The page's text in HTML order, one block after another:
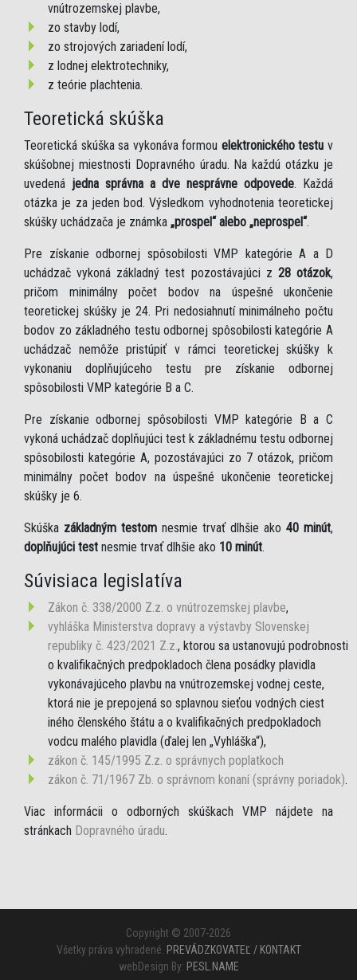
vnútrozemskej plavbe,
zo stavby lodí,
zo strojových zariadení lodí,
z lodnej elektrotechniky,
z teórie plachtenia.
Teoretická skúška
Teoretická skúška sa vykonáva formou elektronického testu v
skúšobnej miestnosti Dopravného úradu. Na každú otázku je
uvedená jedna správna a dve nesprávne odpovede. Každá
otázka je za jeden bod. Výsledkom vyhodnotenia teoretickej
skúšky uchádzača je známka „prospel“ alebo „neprospel“.
Pre získanie odbornej spôsobilosti VMP kategórie A a D
uchádzač vykoná základný test pozostávajúci z 28 otázok,
pričom minimálny počet bodov na úspešné ukončenie
teoretickej skúšky je 24. Pri nedosiahnutí minimálneho počtu
bodov zo základného testu odbornej spôsobilosti kategórie A
uchádzač nemôže pristúpiť v rámci teoretickej skúšky k
vykonaniu doplňujúceho testu pre získanie odbornej
spôsobilosti VMP kategórie B a C.
Pre získanie odbornej spôsobilosti VMP kategórie B a C
vykoná uchádzač doplňujúci test k základnému testu odbornej
spôsobilosti kategórie A, pozostávajúci zo 7 otázok, pričom
minimálny počet bodov na úspešné ukončenie teoretickej
skúšky je 6.
Skúška základným testom nesmie trvať dlhšie ako 40 minút,
doplňujúci test nesmie trvať dlhšie ako 10 minút.
Súvisiaca legislatíva
Zákon č. 338/2000 Z.z. o vnútrozemskej plavbe,
vyhláška Ministerstva dopravy a výstavby Slovenskej
republiky č. 423/2021 Z.z., ktorou sa ustanovujú podrobnosti
o kvalifikačných predpokladoch člena posádky plavidla
vykonávajúceho plavbu na vnútrozemskej vodnej ceste,
ktorá nie je prepojená so splavnou sieťou vodných ciest
iného členského štátu a o kvalifikačných predpokladoch
vodcu malého plavidla (ďalej len „Vyhláška“),
zákon č. 145/1995 Z.z. o správnych poplatkoch
zákon č. 71/1967 Zb. o správnom konaní (správny poriadok).
Viac informácii o odborných skúškach VMP nájdete na
stránkach Dopravného úradu.
Copyright © 2007-2026
Všetky práva vyhradené. PREVÁDZKOVATEĽ / KONTAKT
webDesign By: PESL.NAME